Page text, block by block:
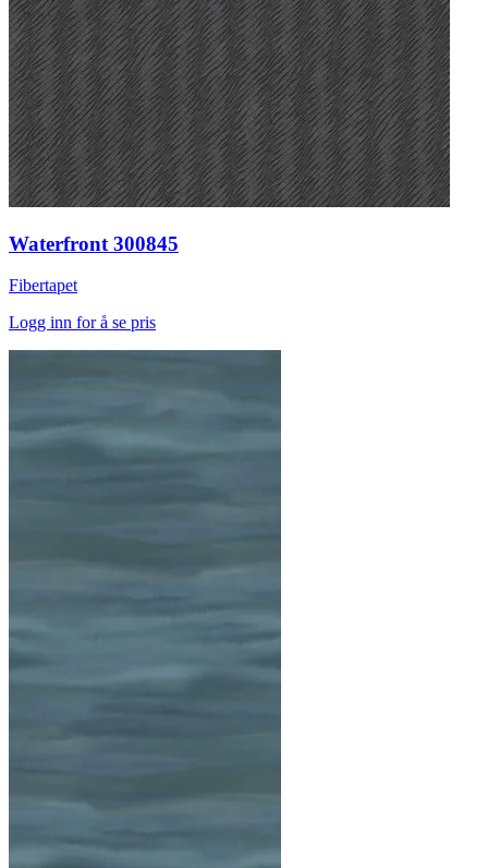
Waterfront 300845
Fibertapet
Logg inn for å se pris